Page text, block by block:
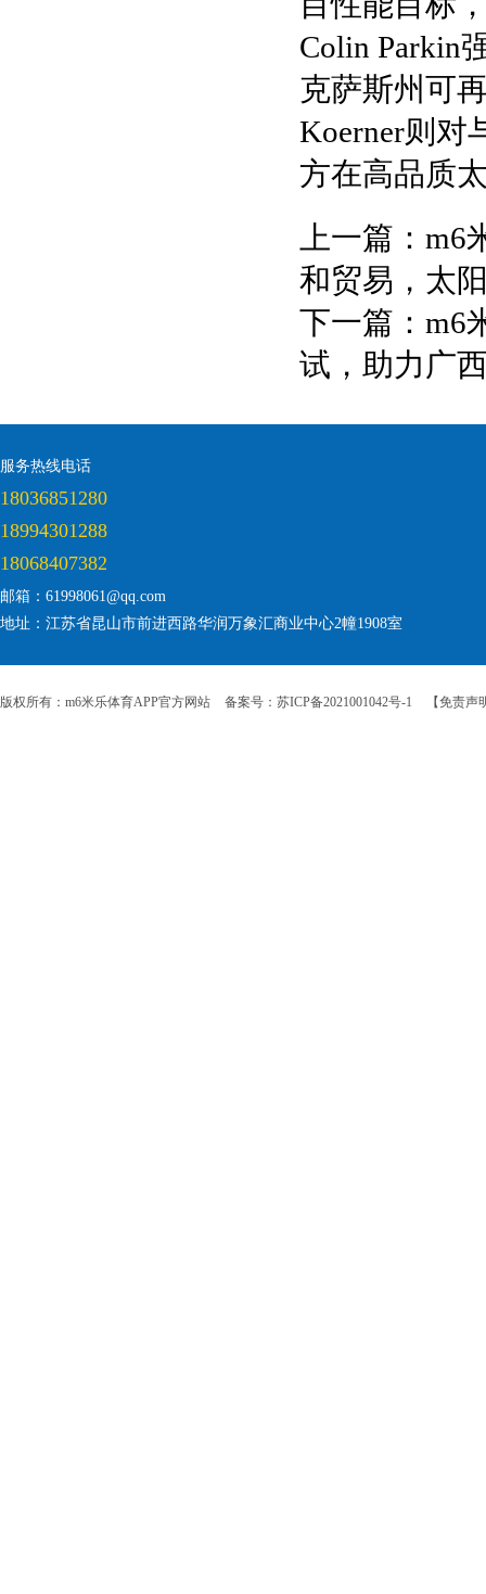
Colin Parkin
克萨斯州可
Koerner则对
方在高品质
上一篇： m6
和贸易，太
下一篇： m6
试，助力广
服务热线电话
18036851280
18994301288
18068407382
邮箱：61998061@qq.com
地址：江苏省昆山市前进西路华润万象汇商业中心2幢1908室
版权所有：m6米乐体育APP官方网站 备案号：苏ICP备2021001042号-1 【免责声